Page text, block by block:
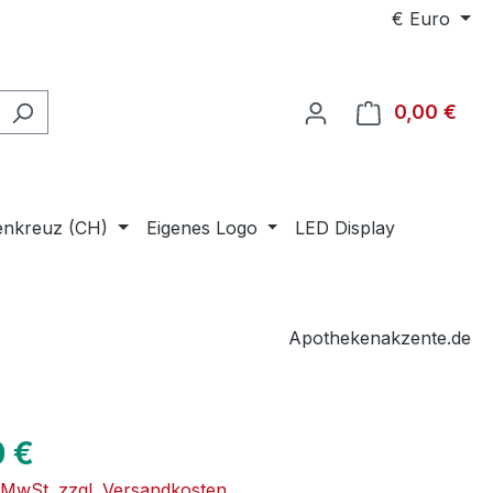
€ Euro
0,00 €
(CH) Eigenes Logo LED Display
Apothekenakzente.de
€